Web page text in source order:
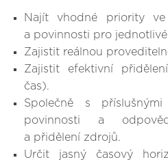
Najít vhodné priority ve
a povinnosti pro
Zajistit reálnou
Zajistit efektivní
čas).
Společně s
povinnosti a
a přidělení zdrojů.
Určit jasný časový